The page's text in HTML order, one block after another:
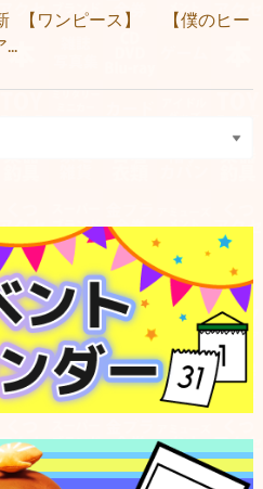
【ワンピース】 【僕のヒー
...